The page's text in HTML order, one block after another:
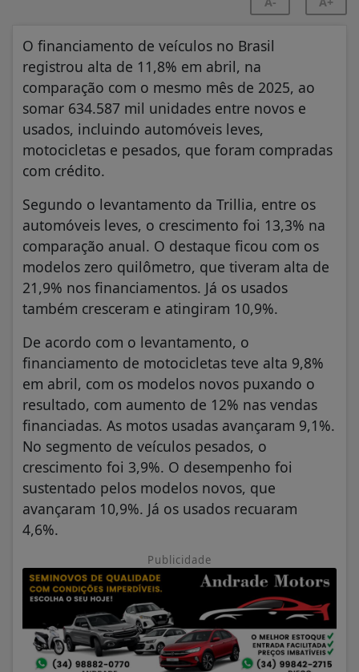
O financiamento de veículos no Brasil
registrou alta de 11,8% em abril, na
comparação com o mesmo mês de 2025, ao
somar 634.587 mil unidades entre novos e
usados, incluindo automóveis leves,
motocicletas e pesados, que foram compradas
com crédito.
Segundo o levantamento da Trillia, entre os
automóveis leves, o crescimento foi 13,3% na
comparação anual. O destaque ficou com os
modelos zero quilômetro, que tiveram alta de
21,9% nos financiamentos. Já os usados
também cresceram e atingiram 10,9%.
De acordo com o levantamento, o
financiamento de motocicletas teve alta 9,8%
em abril, com os modelos novos puxando o
resultado, com aumento de 12% nas vendas
financiadas. As motos usadas avançaram 9,1%.
No segmento de veículos pesados, o
crescimento foi 3,9%. O desempenho foi
sustentado pelos modelos novos, que
avançaram 10,9%. Já os usados recuaram
4,6%.
Publicidade